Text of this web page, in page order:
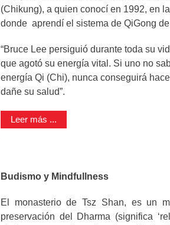
(Chikung), a quien conocí en 1992, en
donde aprendí el sistema de QiGong de
“Bruce Lee persiguió durante toda su
que agotó su energía vital. Si uno no
energía Qi (Chi), nunca conseguirá
dañe su salud”.
Leer más ...
Budismo y Mindfullness
El monasterio de Tsz Shan, es un
preservación del Dharma (significa